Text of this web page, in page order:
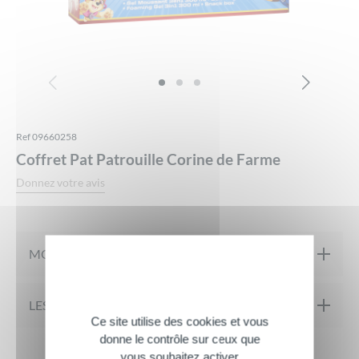
Ref 09660258
Coffret Pat Patrouille Corine de Farme
Donnez votre avis
MON PRODUIT EN DÉTAILS
Eau de toilette 50 ML + Gel moussant 3 en 1 300 ml + Boite à
Eau de Toilette :Parfum Musc Floral , 94% d’ingrédients
LES AVIS DE NOTRE COMMUNAUTÉ
Il n’y a pas encore d’avis.
Ce site utilise des cookies et vous
donne le contrôle sur ceux que
vous souhaitez activer